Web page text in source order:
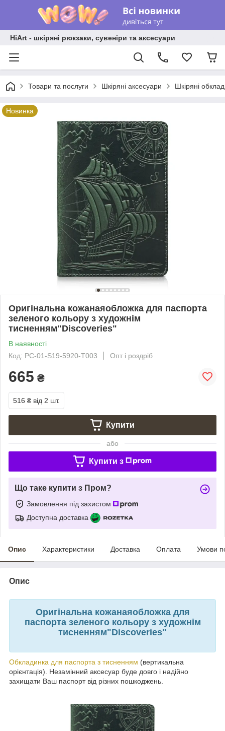
HiArt - шкіряні рюкзаки, сувеніри та аксесуари
Товари та послуги Шкіряні аксесуари Шкіряні
Новинка
Оригінальна кожанаяобложка для паспорта
зеленого кольору з художнім
тисненням"Discoveries"
В наявності
Код: PC-01-S19-5920-T003
Опт і роздріб
665 ₴
516 ₴ від 2 шт.
Купити
або
Купити з
Що таке купити з Пром?
Замовлення під захистом
Доступна доставка
Опис Характеристики Доставка Оплата Умови
Опис
Оригінальна кожанаяобложка для
паспорта зеленого кольору з художнім
тисненням"Discoveries"
Обкладинка для паспорта з тисненням (вертикальна
орієнтація). Незамінний аксесуар буде довго і надійно
захищати Ваш паспорт від різних пошкоджень.